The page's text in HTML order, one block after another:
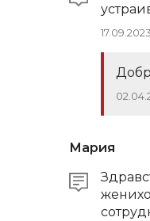
17.09.2023
Мария